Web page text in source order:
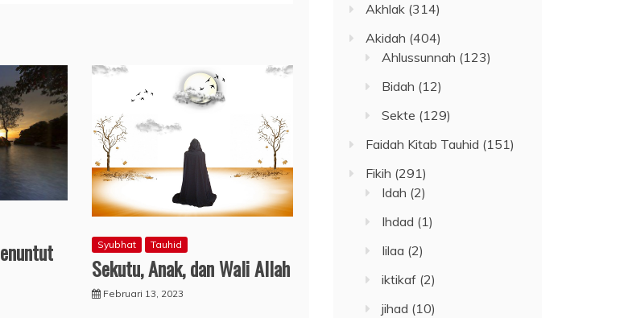
Syubhat Tauhid
Sekutu, Anak, dan Wali Allah
Februari 13, 2023
Akhlak (314)
Akidah (404)
Ahlussunnah (123)
Bidah (12)
Sekte (129)
Faidah Kitab Tauhid (151)
Fikih (291)
Idah (2)
Ihdad (1)
Iilaa (2)
iktikaf (2)
jihad (10)